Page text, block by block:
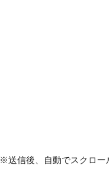
※送信後、自動でスクロー